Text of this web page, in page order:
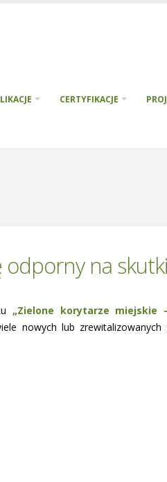
CERTYFIKACJE
odporny na
„Zielone korytarze miejskie
nowych lub